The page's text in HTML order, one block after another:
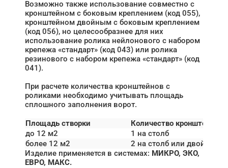
Возможно также использование совместно с
кронштейном с боковым креплением (код 055),
кронштейном двойным с боковым креплением
(код 056), но целесообразнее для них
использование ролика нейлонового с набором
крепежа «стандарт» (код 043) или ролика
резинового с набором крепежа «стандарт» (код
041).
При расчете количества кронштейнов с
роликами необходимо учитывать площадь
сплошного заполнения ворот.
Площадь створки
Количество кронштейнов
до 12 м2
1 на столб
более 12 м2
2 на столб или двойной
Изделие применяется в системах: МИКРО, ЭКО,
ЕВРО, МАКС.